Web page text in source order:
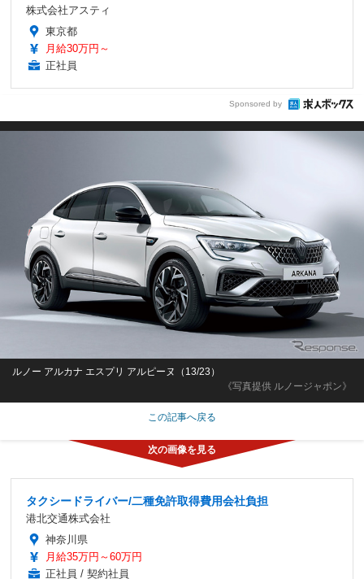
株式会社アスティ
東京都
月給30万円～
正社員
Sponsored by
《写真提供 ルノージャポン》
ルノー アルカナ エスプリ アルピーヌ（13/23）
この記事へ戻る
タクシードライバー/二種免許取得費用会社負担
港北交通株式会社
神奈川県
月給35万円～60万円
正社員 / 契約社員